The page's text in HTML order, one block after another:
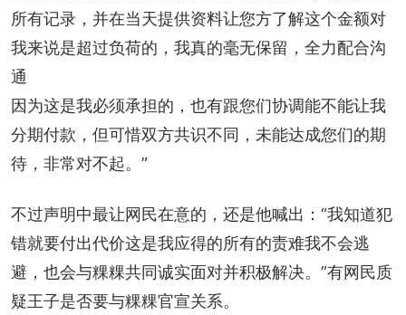
所有记录，并在当天提供资料让您⽅了解这个⾦额对
我来说是超过负荷的，我真的毫无保留，全⼒配合沟
通
因为这是我必须承担的，也有跟您们协调能不能让我
分期付款，但可惜双⽅共识不同，未能达成您们的期
待，非常对不起。”
不过声明中最让网民在意的，还是他喊出：“我知道犯
错就要付出代价这是我应得的所有的责难我不会逃
避，也会与粿粿共同诚实⾯对并积极解决。”有网民质
疑王子是否要与粿粿官宣关系。